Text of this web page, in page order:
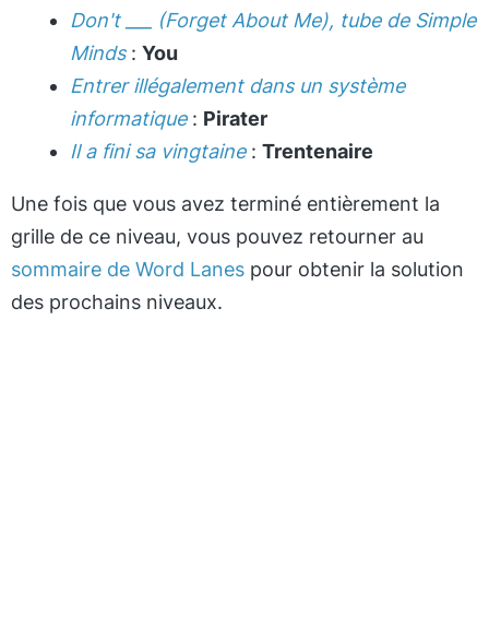
Don't ___ (Forget About Me), tube de Simple
Minds: You
Entrer illégalement dans un système
informatique: Pirater
Il a fini sa vingtaine: Trentenaire
Une fois que vous avez terminé entièrement la
grille de ce niveau, vous pouvez retourner au
sommaire de Word Lanes pour obtenir la solution
des prochains niveaux.